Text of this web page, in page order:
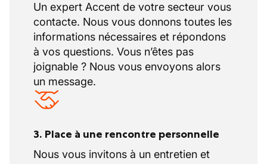
Un expert Accent de votre secteur vous
contacte. Nous vous donnons toutes les
informations nécessaires et répondons
à vos questions. Vous n’êtes pas
joignable ? Nous vous envoyons alors
un message.
3. Place à une rencontre personnelle
Nous vous invitons à un entretien et